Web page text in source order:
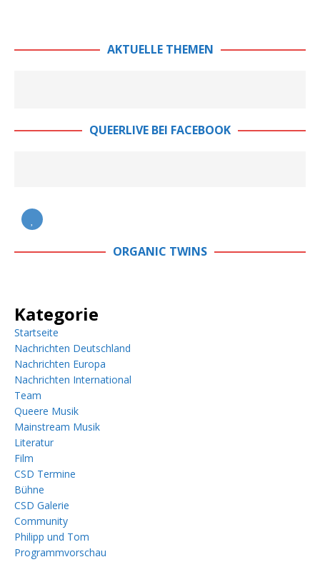
AKTUELLE THEMEN
QUEERLIVE BEI FACEBOOK
ORGANIC TWINS
Kategorie
Startseite
Nachrichten Deutschland
Nachrichten Europa
Nachrichten International
Team
Queere Musik
Mainstream Musik
Literatur
Film
CSD Termine
Bühne
CSD Galerie
Community
Philipp und Tom
Programmvorschau